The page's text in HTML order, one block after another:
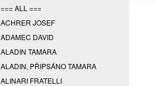
=== ALL ===
ACHRER JOSEF
ADAMEC DAVID
ALADIN TAMARA
ALADIN, PŘIPSÁNO TAMARA
ALINARI FRATELLI